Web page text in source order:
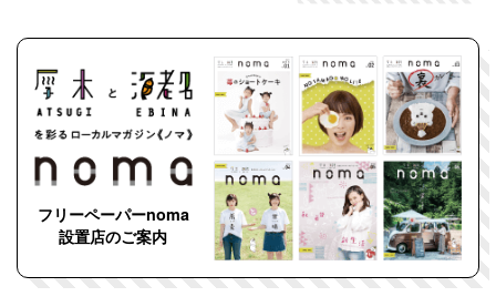
フリーペーパーnoma
設置店のご案内